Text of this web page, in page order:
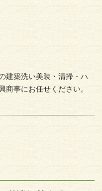
建築洗い美装・清掃・ハ
商事にお任せください。